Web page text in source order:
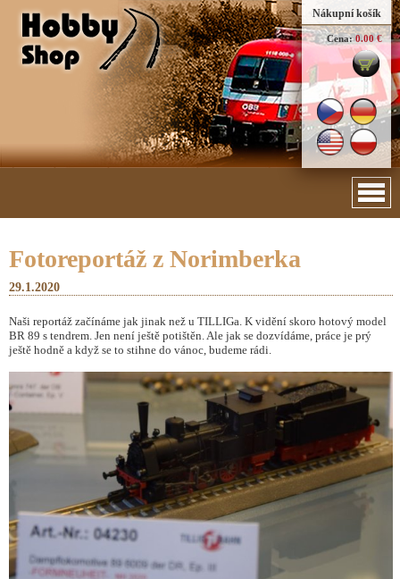
Nákupní košík
Cena: 0.00 €
Fotoreportáž z Norimberka
29.1.2020
Naši reportáž začínáme jak jinak než u TILLIGa. K vidění skoro hotový model
BR 89 s tendrem. Jen není ještě potištěn. Ale jak se dozvídáme, práce je prý
ještě hodně a když se to stihne do vánoc, budeme rádi.